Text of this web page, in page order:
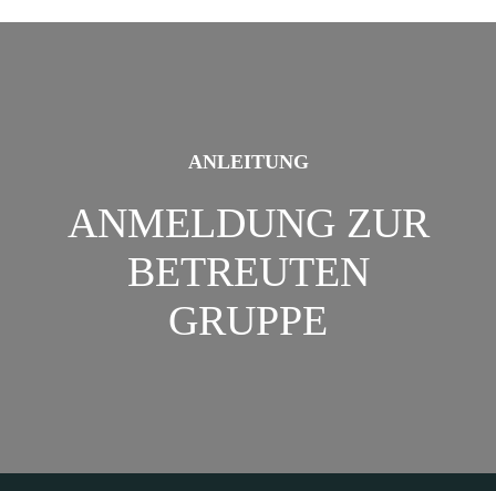
ANLEITUNG
ANMELDUNG ZUR
BETREUTEN
GRUPPE